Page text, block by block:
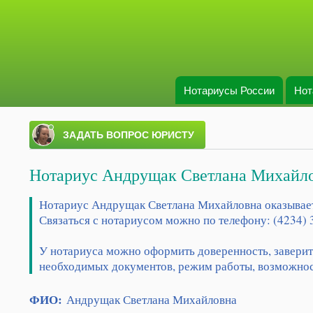
Нотариусы России
Нотариус Андрущак Светлана
Нотариус Андрущак Светлана Михайловна
Связаться с нотариусом можно по телефону: (4234)
У нотариуса можно оформить доверенность,
необходимых документов, режим работы,
ФИО: Андрущак Светлана Михайловна